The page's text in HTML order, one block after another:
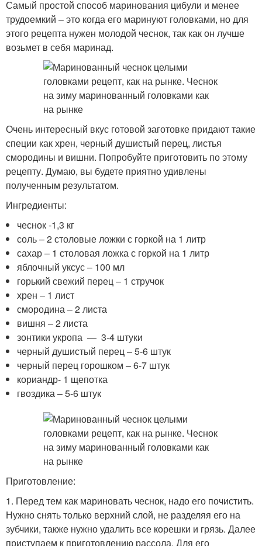
Самый простой способ маринования цибули и менее
трудоемкий – это когда его маринуют головками, но для
этого рецепта нужен молодой чеснок, так как он лучше
возьмет в себя маринад.
Очень интересный вкус готовой заготовке придают такие
специи как хрен, черный душистый перец, листья
смородины и вишни. Попробуйте приготовить по этому
рецепту. Думаю, вы будете приятно удивлены
полученным результатом.
Ингредиенты:
чеснок -1,3 кг
соль – 2 столовые ложки с горкой на 1 литр
сахар – 1 столовая ложка с горкой на 1 литр
яблочный уксус – 100 мл
горький свежий перец – 1 стручок
хрен – 1 лист
смородина – 2 листа
вишня – 2 листа
зонтики укропа — 3-4 штуки
черный душистый перец – 5-6 штук
черный перец горошком – 6-7 штук
кориандр- 1 щепотка
гвоздика – 5-6 штук
Приготовление:
1. Перед тем как мариновать чеснок, надо его почистить.
Нужно снять только верхний слой, не разделяя его на
зубчики, также нужно удалить все корешки и грязь. Далее
приступаем к приготовлению рассола. Для его